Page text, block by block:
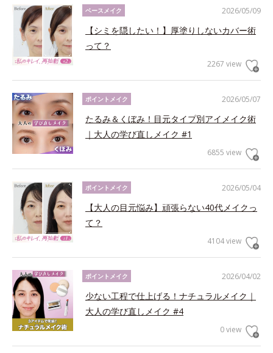
2026/05/09
ベースメイク
【シミを隠したい！】厚塗りしないカバー術
って？
2267 view
2026/05/07
ポイントメイク
たるみ＆くぼみ！目元タイプ別アイメイク術
｜大人の学び直しメイク #1
6855 view
2026/05/04
ポイントメイク
【大人の目元悩み】頑張らない40代メイクっ
て？
4104 view
2026/04/02
ポイントメイク
少ない工程で仕上げる！ナチュラルメイク｜
大人の学び直しメイク #4
0 view